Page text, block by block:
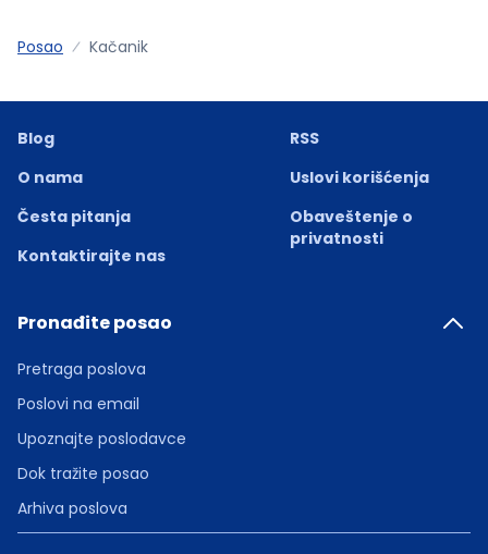
Posao Kačanik
Blog
O nama
Česta pitanja
Kontaktirajte nas
RSS
Uslovi korišćenja
Obaveštenje o
privatnosti
Pronađite posao
Pretraga poslova
Poslovi na email
Upoznajte poslodavce
Dok tražite posao
Arhiva poslova